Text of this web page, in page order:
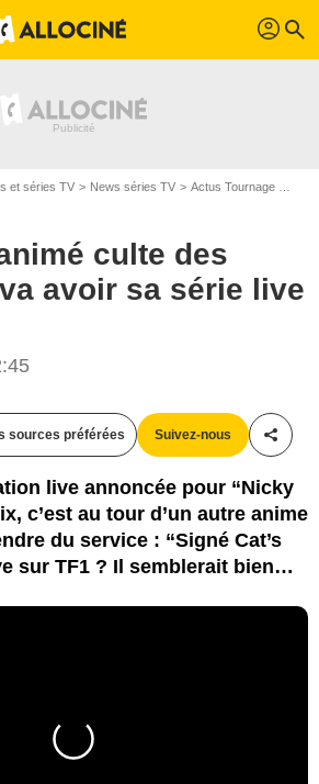
profil search
et séries TV News séries TV Actus Tournage Séries TV
culte des
avoir sa série live
sources préférées Suivez-nous
live annoncée pour “Nicky
c’est au tour d’un autre anime
du service : “Signé Cat’s
sur TF1 ? Il semblerait bien…